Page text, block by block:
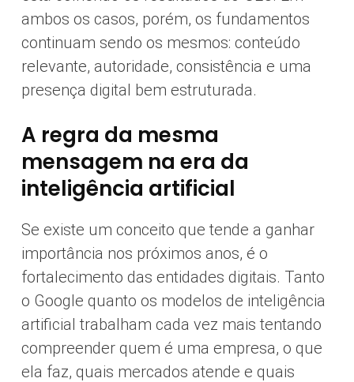
ambos os casos, porém, os fundamentos
continuam sendo os mesmos: conteúdo
relevante, autoridade, consistência e uma
presença digital bem estruturada.
A regra da mesma
mensagem na era da
inteligência artificial
Se existe um conceito que tende a ganhar
importância nos próximos anos, é o
fortalecimento das entidades digitais. Tanto
o Google quanto os modelos de inteligência
artificial trabalham cada vez mais tentando
compreender quem é uma empresa, o que
ela faz, quais mercados atende e quais